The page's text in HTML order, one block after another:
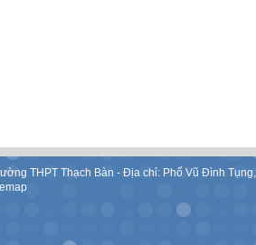
THPT Thạch Bàn - Địa chỉ: Phố Vũ Đình